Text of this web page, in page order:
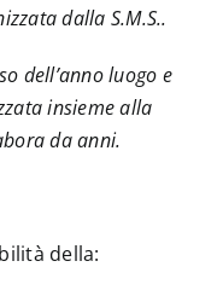
dalla S.M.S..
dell’anno luogo e
insieme alla
da anni.
della: